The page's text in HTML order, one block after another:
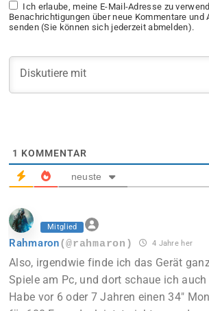
Ich erlaube, meine E-Mail-Adresse zu
Benachrichtigungen über neue Kommentare und
senden (Sie können sich jederzeit abmelden).
1 KOMMENTAR
neuste
Mitglied
Rahmaron(@rahmaron) 4 Jahre her
Also, irgendwie finde ich das Gerät
Spiele am Pc, und dort schaue ich
Habe vor 6 oder 7 Jahren einen 34″